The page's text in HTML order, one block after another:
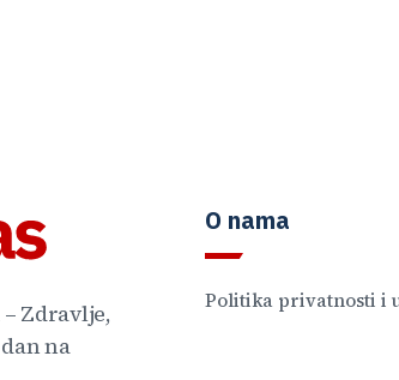
Zdravlje,
na
O nama
Politika privatnosti i